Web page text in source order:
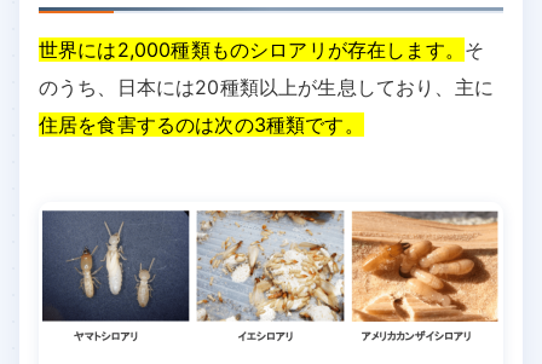
世界には2,000種類ものシロアリが存在します。 そ
のうち、日本には20種類以上が生息しており、主に
住居を食害するのは次の3種類です。